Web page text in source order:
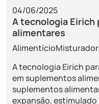
04/06/2025
A tecnologia Eirich
alimentares
Alimentício
A tecnologia Eirich
em suplementos
suplementos
expansão,